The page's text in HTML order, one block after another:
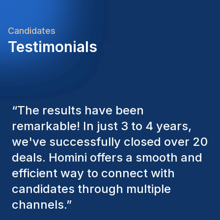
du Rôle et Indicateurs de SuccèsCe poste offre
l'opportunité de contribuer directement à des
projets d'infrastructure majeurs tout en optimisant
Candidates
Testimonials
“The Homini consultants have
consistently considered various
factors to ensure they present the
best candidates. The individuals
we've hired are still with us, and
I’m truly pleased with the new
team members.